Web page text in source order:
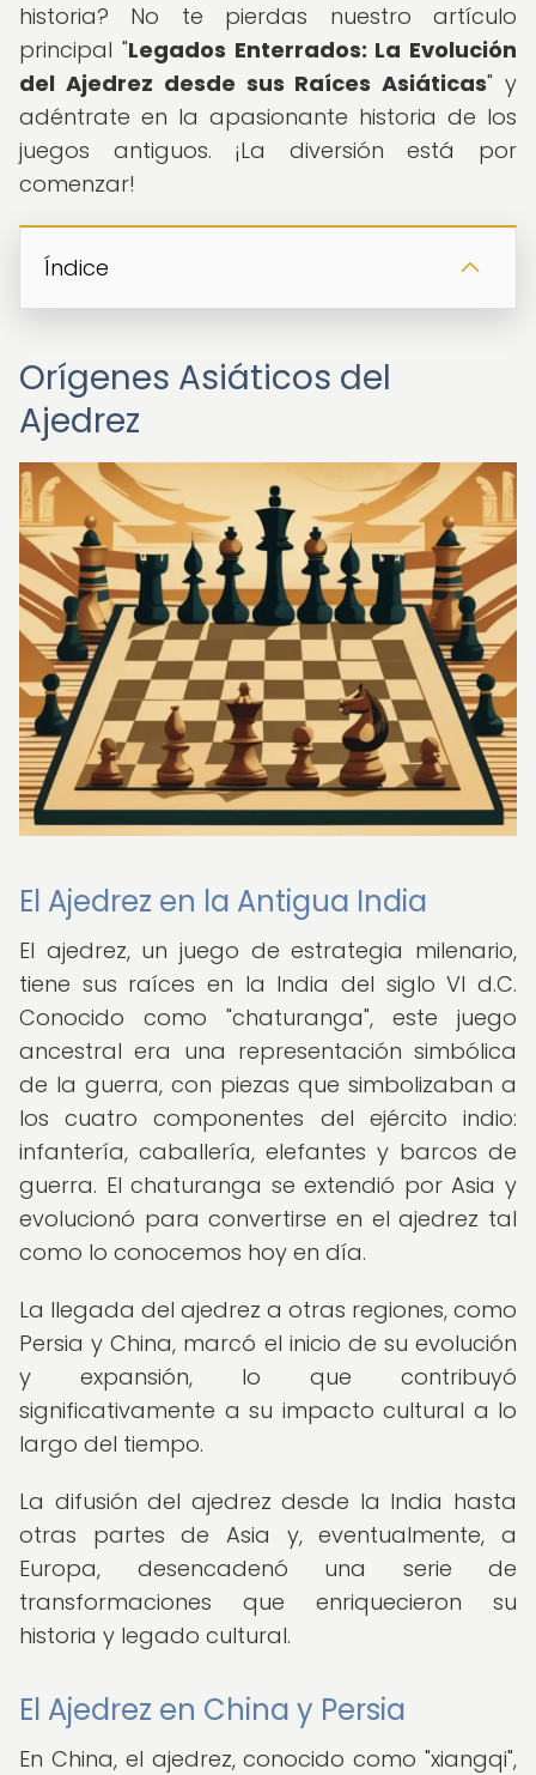
historia? No te pierdas nuestro artículo
principal "Legados Enterrados: La Evolución
del Ajedrez desde sus Raíces Asiáticas" y
adéntrate en la apasionante historia de los
juegos antiguos. ¡La diversión está por
comenzar!
Índice
Orígenes Asiáticos del
Ajedrez
El Ajedrez en la Antigua India
El ajedrez, un juego de estrategia milenario,
tiene sus raíces en la India del siglo VI d.C.
Conocido como "chaturanga", este juego
ancestral era una representación simbólica
de la guerra, con piezas que simbolizaban a
los cuatro componentes del ejército indio:
infantería, caballería, elefantes y barcos de
guerra. El chaturanga se extendió por Asia y
evolucionó para convertirse en el ajedrez tal
como lo conocemos hoy en día.
La llegada del ajedrez a otras regiones, como
Persia y China, marcó el inicio de su evolución
y expansión, lo que contribuyó
significativamente a su impacto cultural a lo
largo del tiempo.
La difusión del ajedrez desde la India hasta
otras partes de Asia y, eventualmente, a
Europa, desencadenó una serie de
transformaciones que enriquecieron su
historia y legado cultural.
El Ajedrez en China y Persia
En China, el ajedrez, conocido como "xiangqi",